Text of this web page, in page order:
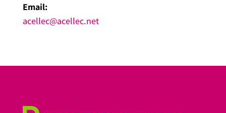
Email:
acellec@acellec.net